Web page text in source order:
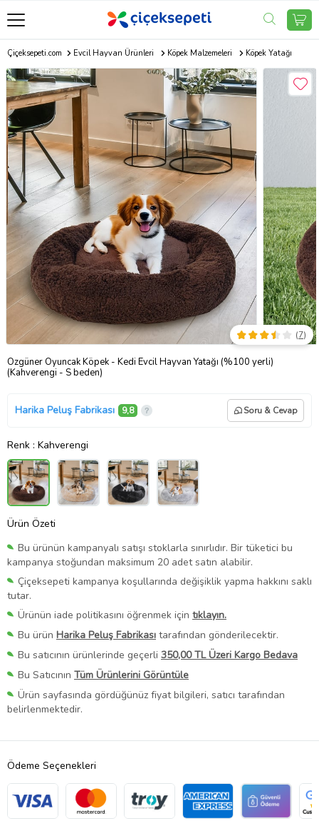
Çiçeksepeti.com Evcil Hayvan Ürünleri Köpek Malzemeleri Köpek Yatağı
Özgüner Oyuncak Köpek - Kedi Evcil Hayvan Yatağı (%100 yerli)
(Kahverengi - S beden)
(7)
Harika Peluş Fabrikası 9,8 Soru & Cevap
Renk : Kahverengi
Ürün Özeti
Bu ürünün kampanyalı satışı stoklarla sınırlıdır. Bir tüketici bu
kampanya stoğundan maksimum 20 adet satın alabilir.
Çiçeksepeti kampanya koşullarında değişiklik yapma hakkını saklı
tutar.
Ürünün iade politikasını öğrenmek için tıklayın.
Bu ürün Harika Peluş Fabrikası tarafından gönderilecektir.
Bu satıcının ürünlerinde geçerli 350,00 TL Üzeri Kargo Bedava
Bu Satıcının Tüm Ürünlerini Görüntüle
Ürün sayfasında gördüğünüz fiyat bilgileri, satıcı tarafından
belirlenmektedir.
Ödeme Seçenekleri